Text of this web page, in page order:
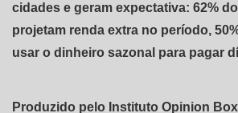
cidades e geram expectativa: 62%
projetam renda extra no período,
usar o dinheiro sazonal para pagar
Produzido pelo Instituto Opinion